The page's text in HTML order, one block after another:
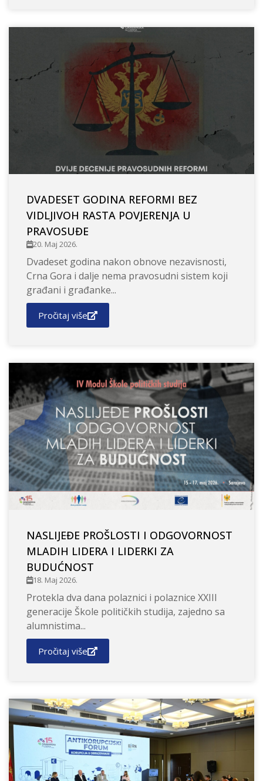
DVADESET GODINA REFORMI BEZ
VIDLJIVOH RASTA POVJERENJA U
PRAVOSUĐE
20. Maj 2026.
Dvadeset godina nakon obnove nezavisnosti,
Crna Gora i dalje nema pravosudni sistem koji
građani i građanke...
Pročitaj više
NASLIJEĐE PROŠLOSTI I ODGOVORNOST
MLADIH LIDERA I LIDERKI ZA
BUDUĆNOST
18. Maj 2026.
Protekla dva dana polaznici i polaznice XXIII
generacije Škole političkih studija, zajedno sa
alumnistima...
Pročitaj više